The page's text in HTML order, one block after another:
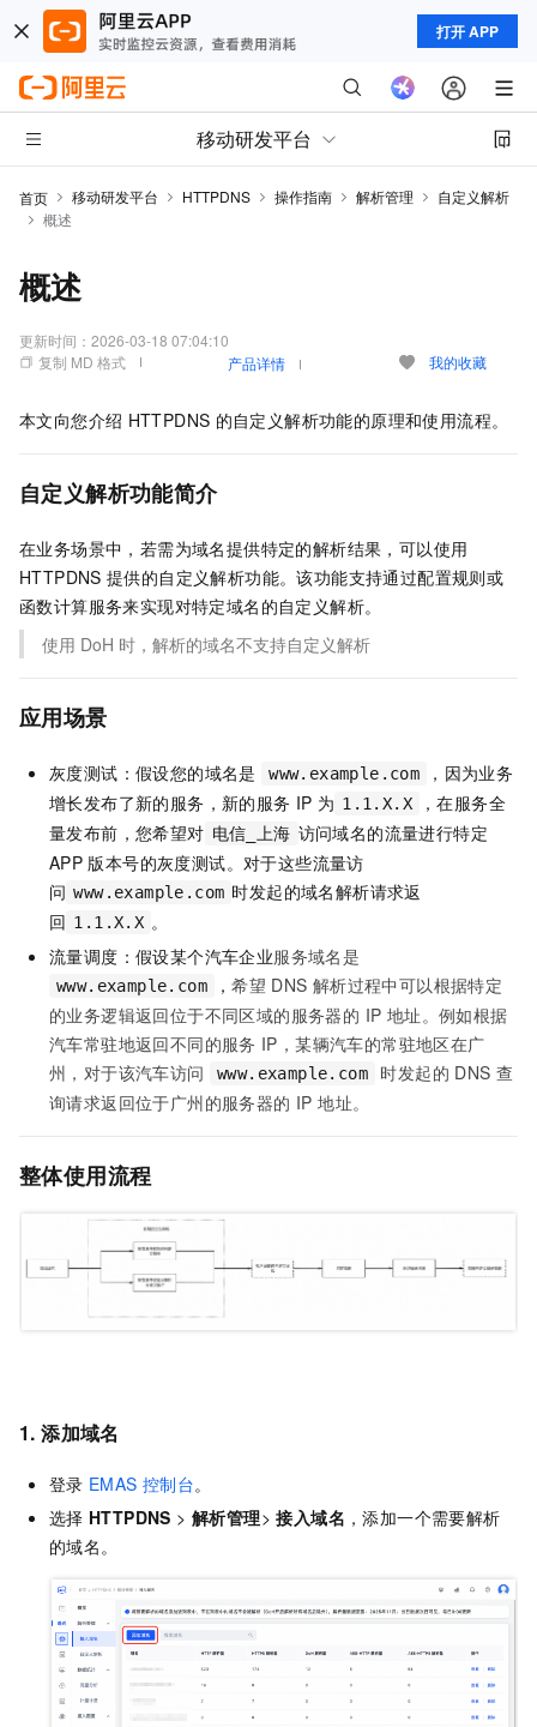
打开 APP
移动研发平台
首页 移动研发平台 HTTPDNS 操作指南 解析管理
自定义解析
概述
概述
更新时间： 2026-03-18 07:04:10
复制 MD 格式
产品详情 我的收藏
本文向您介绍 HTTPDNS 的自定义解析功能的原理和使用流程。
自定义解析功能简介
在业务场景中，若需为域名提供特定的解析结果，可以使用
HTTPDNS 提供的自定义解析功能。该功能支持通过配置规则或
函数计算服务来实现对特定域名的自定义解析。
使用 DoH 时，解析的域名不支持自定义解析
应用场景
灰度测试：假设您的域名是 www.example.com
，因为业务
增长发布了新的服务，新的服务 IP 为 1.1.X.X
，在服务全
量发布前，您希望对 电信_上海 访问域名的流量进行特定
APP 版本号的灰度测试。对于这些流量访
问 www.example.com 时发起的域名解析请求返
回 1.1.X.X 。
流量调度：假设某个汽车企业服务域名是
www.example.com ，希望 DNS 解析过程中可以根据特定
的业务逻辑返回位于不同区域的服务器的 IP 地址。例如根据
汽车常驻地返回不同的服务 IP，某辆汽车的常驻地区在广
州，对于该汽车访问
www.example.com
时发起的 DNS 查
询请求返回位于广州的服务器的 IP 地址。
整体使用流程
1. 添加域名
登录 EMAS 控制台。
选择 HTTPDNS >解析管理>接入域名 ，添加一个需要解析
的域名。